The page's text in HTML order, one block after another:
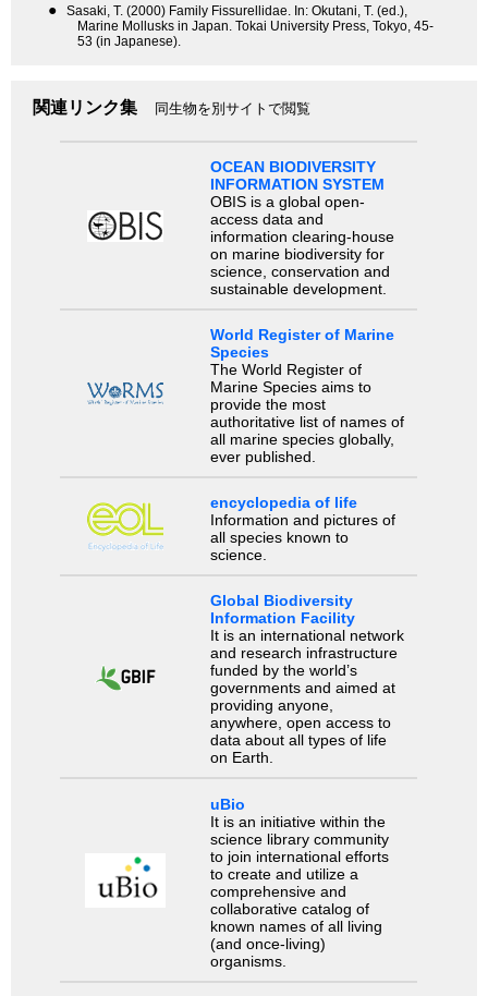
●
Sasaki, T. (2000) Family Fissurellidae. In: Okutani, T. (ed.),
Marine Mollusks in Japan. Tokai University Press, Tokyo, 45-
53 (in Japanese).
関連リンク集 同生物を別サイトで閲覧
OCEAN BIODIVERSITY
INFORMATION SYSTEM
OBIS is a global open-
access data and
information clearing-house
on marine biodiversity for
science, conservation and
sustainable development.
World Register of Marine
Species
The World Register of
Marine Species aims to
provide the most
authoritative list of names of
all marine species globally,
ever published.
encyclopedia of life
Information and pictures of
all species known to
science.
Global Biodiversity
Information Facility
It is an international network
and research infrastructure
funded by the world’s
governments and aimed at
providing anyone,
anywhere, open access to
data about all types of life
on Earth.
uBio
It is an initiative within the
science library community
to join international efforts
to create and utilize a
comprehensive and
collaborative catalog of
known names of all living
(and once-living)
organisms.